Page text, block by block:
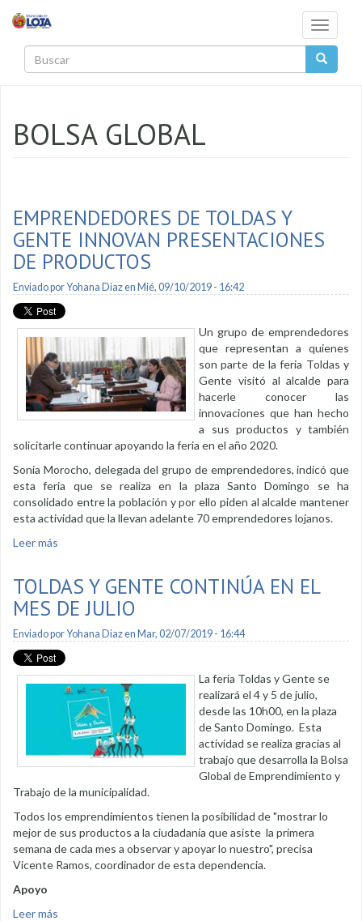
Toggle
BOLSA GLOBAL
EMPRENDEDORES DE TOLDAS Y
GENTE INNOVAN PRESENTACIONES
DE PRODUCTOS
Enviado porYohana Diazen Mié, 09/10/2019 - 16:42
Un grupo de emprendedores
que representan a quienes
son parte de la feria Toldas y
Gente visitó al alcalde para
hacerle conocer las
innovaciones que han hecho
a sus productos y también
solicitarle continuar apoyando la feria en el año 2020.
Sonia Morocho, delegada del grupo de emprendedores, indicó que
esta feria que se realiza en la plaza Santo Domingo se ha
consolidado entre la población y por ello piden al alcalde mantener
esta actividad que la llevan adelante 70 emprendedores lojanos.
Leer más
TOLDAS Y GENTE CONTINÚA EN EL
MES DE JULIO
Enviado porYohana Diazen Mar, 02/07/2019 - 16:44
La feria Toldas y Gente se
realizará el 4 y 5 de julio,
desde las 10h00, en la plaza
de Santo Domingo. Esta
actividad se realiza gracias al
trabajo que desarrolla la Bolsa
Global de Emprendimiento y
Trabajo de la municipalidad.
Todos los emprendimientos tienen la posibilidad de "mostrar lo
mejor de sus productos a la ciudadanía que asiste la primera
semana de cada mes a observar y apoyar lo nuestro", precisa
Vicente Ramos, coordinador de esta dependencia.
Apoyo
Leer más